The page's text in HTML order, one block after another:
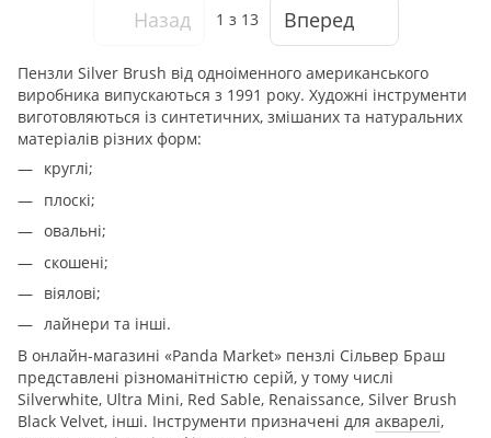
Назад 1 з 13 Вперед
Пензли Silver Brush від одноіменного американського
виробника випускаються з 1991 року. Художні інструменти
виготовляються із синтетичних, змішаних та натуральних
матеріалів різних форм:
круглі;
плоскі;
овальні;
скошені;
віялові;
лайнери та інші.
В онлайн-магазині «Panda Market» пензлі Сільвер Браш
представлені різноманітністю серій, у тому числі
Silverwhite, Ultra Mini, Red Sable, Renaissance, Silver Brush
Black Velvet, інші. Інструменти призначені для акварелі,